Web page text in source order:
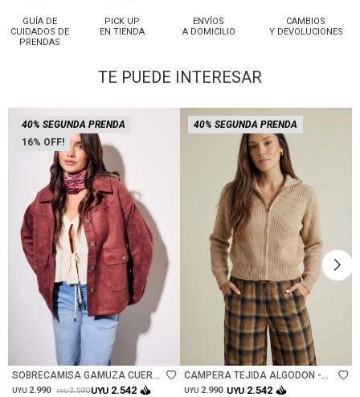
GUÍA DE
CUIDADOS DE
PRENDAS
PICK UP
EN TIENDA
ENVÍOS
A DOMICILIO
CAMBIOS
Y DEVOLUCIONES
TE PUEDE INTERESAR
16
40% SEGUNDA PRENDA
SOBRECAMISA GAMUZA CUERO
VEGANO - BORDEAUX
UYU 2.990 UYU 3.590UYU 2.542
40% SEGUNDA PRENDA
Talle
CAMPERA TEJIDA ALGODON -
ARENA
UYU 2.990 UYU 2.542